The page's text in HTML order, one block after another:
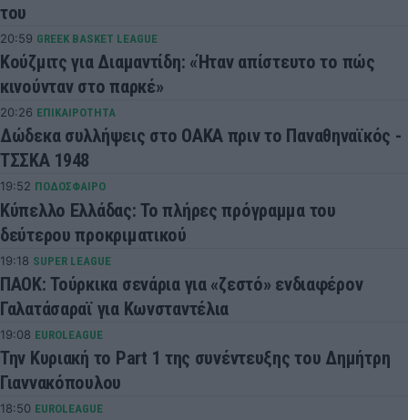
του
20:59 GREEK BASKET LEAGUE
Κούζμιτς για Διαμαντίδη: «Ήταν απίστευτο το πώς
κινούνταν στο παρκέ»
20:26 ΕΠΙΚΑΙΡΟΤΗΤΑ
Δώδεκα συλλήψεις στο ΟΑΚΑ πριν το Παναθηναϊκός -
ΤΣΣΚΑ 1948
19:52 ΠΟΔΟΣΦΑΙΡΟ
Κύπελλο Ελλάδας: Το πλήρες πρόγραμμα του
δεύτερου προκριματικού
19:18 SUPER LEAGUE
ΠΑΟΚ: Τούρκικα σενάρια για «ζεστό» ενδιαφέρον
Γαλατάσαραϊ για Κωνσταντέλια
19:08 EUROLEAGUE
Την Κυριακή το Part 1 της συνέντευξης του Δημήτρη
Γιαννακόπουλου
18:50 EUROLEAGUE